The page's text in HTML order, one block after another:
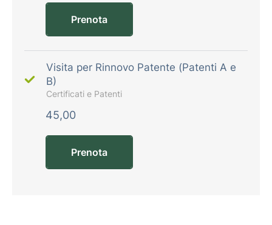
Prenota
Visita per Rinnovo Patente (Patenti A e
B)
Certificati e Patenti
45,00
Prenota